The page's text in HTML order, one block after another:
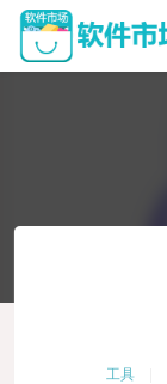
工具